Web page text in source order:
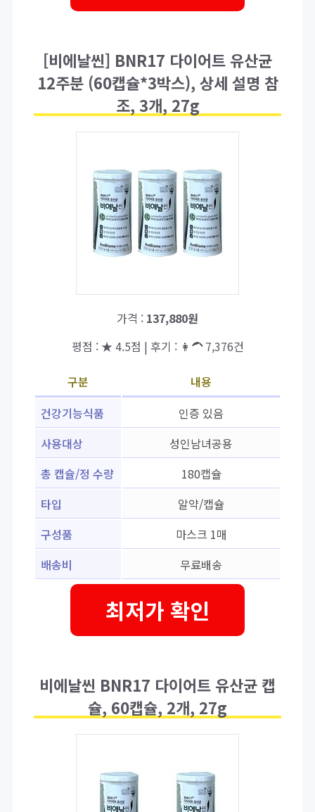
[비에날씬] BNR17 다이어트 유산균
12주분 (60캡슐*3박스), 상세 설명 참
조, 3개, 27g
가격 : 137,880원
평점 : ★ 4.5점 | 후기 : 👩‍🦱 7,376건
구분
내용
건강기능식품
인증 있음
사용대상
성인남녀공용
총 캡슐/정 수량
180캡슐
타입
알약/캡슐
구성품
마스크 1매
배송비
무료배송
최저가 확인
비에날씬 BNR17 다이어트 유산균 캡
슐, 60캡슐, 2개, 27g